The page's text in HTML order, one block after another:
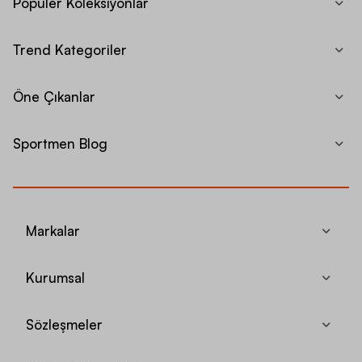
Trend Kategoriler
Öne Çıkanlar
Sportmen Blog
Markalar
Kurumsal
Sözleşmeler